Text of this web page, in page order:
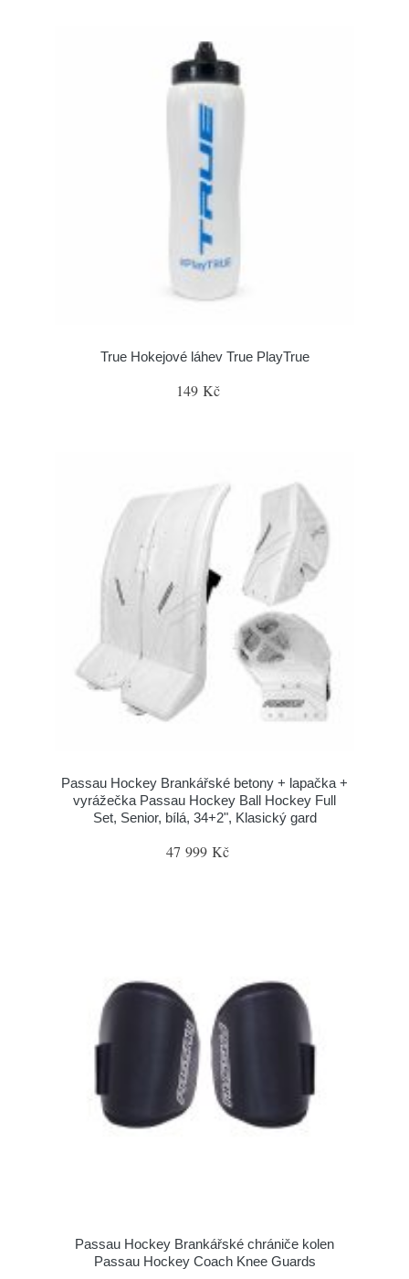
True Hokejové láhev True PlayTrue
149 Kč
Passau Hockey Brankářské betony + lapačka +
vyrážečka Passau Hockey Ball Hockey Full
Set, Senior, bílá, 34+2", Klasický gard
47 999 Kč
Passau Hockey Brankářské chrániče kolen
Passau Hockey Coach Knee Guards